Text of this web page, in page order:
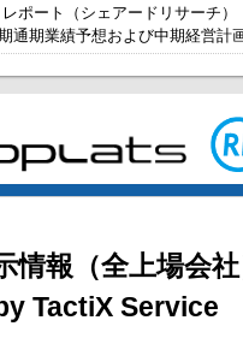
自己株式の買付けの決定に関す
ポート（シェアードリサーチ）
通期業績予想および中期経営計
ンビシャス）
ト）
情報（全上場会社
TactiX Service